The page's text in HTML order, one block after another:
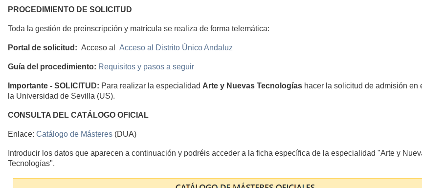
PROCEDIMIENTO DE SOLICITUD
Toda la gestión de preinscripción y matrícula se realiza de forma telemática:
Portal de solicitud: Acceso al Acceso al Distrito Único Andaluz
Guía del procedimiento: Requisitos y pasos a seguir
Importante - SOLICITUD: Para realizar la especialidad Arte y Nuevas Tecnologías hacer la solicitud de admisión en
la Universidad de Sevilla (US).
CONSULTA DEL CATÁLOGO OFICIAL
Enlace: Catálogo de Másteres (DUA)
Introducir los datos que aparecen a continuación y podréis acceder a la ficha específica de la especialidad "Arte y
Tecnologías".